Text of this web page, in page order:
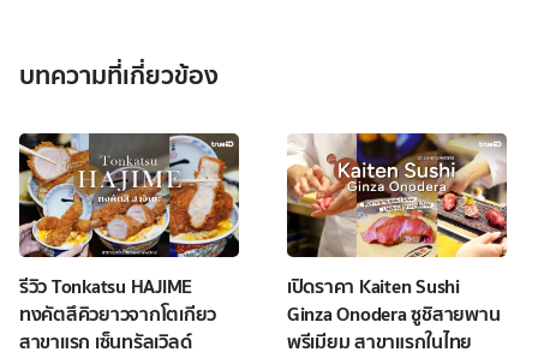
บทความที่เกี่ยวข้อง
รีวิว Tonkatsu HAJIME
ทงคัตสึคิวยาวจากโตเกียว
สาขาแรก เซ็นทรัลเวิลด์
เปิดราคา Kaiten Sushi
Ginza Onodera ซูชิสายพาน
พรีเมียม สาขาแรกในไทย